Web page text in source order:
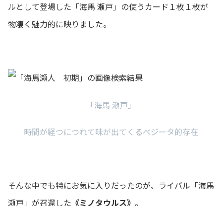
ルとして登場した「海馬 瀬戸」の使うカード１枚１枚が
物凄く魅力的に映りました。
「海馬 瀬戸」
時間が経つにつれて味が出てくるべジータ的存在
そんな中でも特にお気に入りだったのが、ライバル「海馬
瀬戸」が召還した 《ミノタウルス》 。